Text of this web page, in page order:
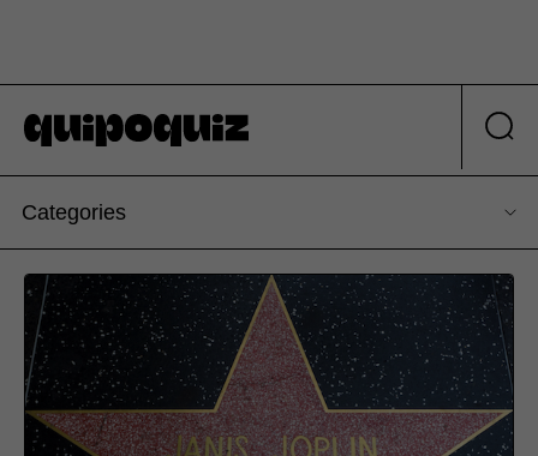
Categories